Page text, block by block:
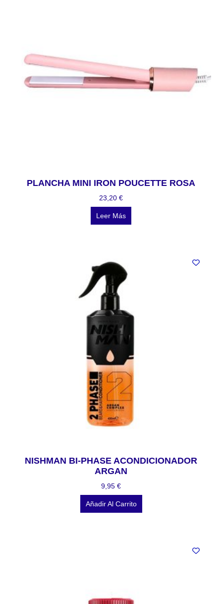
PLANCHA MINI IRON POUCETTE ROSA
23,20 €
Leer Más
NISHMAN BI-PHASE ACONDICIONADOR
ARGAN
9,95 €
Añadir Al Carrito